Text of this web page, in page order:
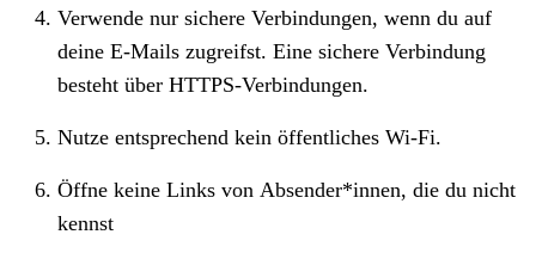
Verwende nur sichere Verbindungen, wenn du auf
deine E-Mails zugreifst. Eine sichere Verbindung
besteht über HTTPS-Verbindungen.
Nutze entsprechend kein öffentliches Wi-Fi.
Öffne keine Links von Absender*innen, die du nicht
kennst